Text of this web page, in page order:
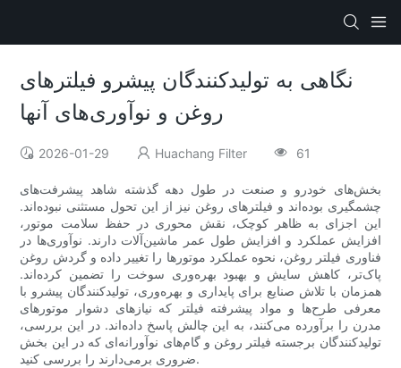
نگاهی به تولیدکنندگان پیشرو فیلترهای
روغن و نوآوری‌های آنها
2026-01-29 Huachang Filter 61
بخش‌های خودرو و صنعت در طول دهه گذشته شاهد پیشرفت‌های
چشمگیری بوده‌اند و فیلترهای روغن نیز از این تحول مستثنی نبوده‌اند.
این اجزای به ظاهر کوچک، نقش محوری در حفظ سلامت موتور،
افزایش عملکرد و افزایش طول عمر ماشین‌آلات دارند. نوآوری‌ها در
فناوری فیلتر روغن، نحوه عملکرد موتورها را تغییر داده و گردش روغن
پاک‌تر، کاهش سایش و بهبود بهره‌وری سوخت را تضمین کرده‌اند.
همزمان با تلاش صنایع برای پایداری و بهره‌وری، تولیدکنندگان پیشرو با
معرفی طرح‌ها و مواد پیشرفته فیلتر که نیازهای دشوار موتورهای
مدرن را برآورده می‌کنند، به این چالش پاسخ داده‌اند. در این بررسی،
تولیدکنندگان برجسته فیلتر روغن و گام‌های نوآورانه‌ای که در این بخش
ضروری برمی‌دارند را بررسی کنید.